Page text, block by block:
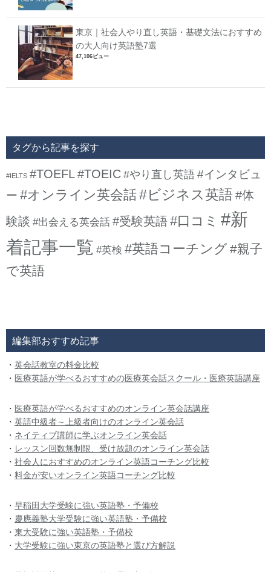
東京｜社会人やり直し英語・基礎文法におすすめ
の大人向け英語塾7選
47,106ビュー
タグから記事を探す
#IELTS #TOEFL#TOEIC #やり直し英語 #インタビュ
ー #オンライン英会話 #ビジネス英語#体
験談 #出会える英会話 #受験英語#口コミ #新
着記事一覧 #英検 #英語コーチング#親子
で英語
編集部おすすめ記事
・ 英会話教室の料金比較
・ 医療英語が学べるおすすめの医療英会話スクール・医療英語講座
・ 医療英語が学べるおすすめのオンライン英会話講座
・ 英語中級者～上級者向けのオンライン英会話
・ ネイティブ講師に学ぶオンライン英会話
・ レッスン回数無制限、受け放題のオンライン英会話
・ 社会人におすすめのオンライン英語コーチング比較
・ 料金が安いオンライン英語コーチング比較
・ 早稲田大学受験に強い英語塾・予備校
・ 慶應義塾大学受験に強い英語塾・予備校
・ 東大受験に強い英語塾・予備校
・ 大学受験に強い東京の英語塾と選び方解説